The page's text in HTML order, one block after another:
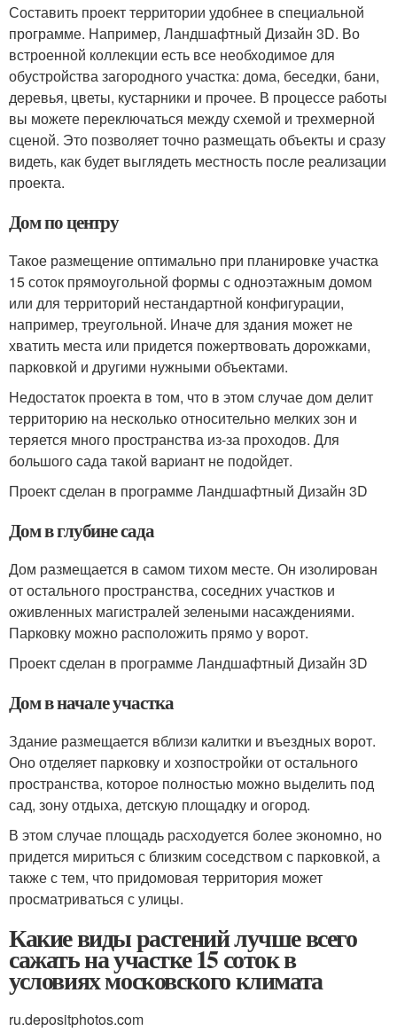
Составить проект территории удобнее в специальной
программе. Например, Ландшафтный Дизайн 3D. Во
встроенной коллекции есть все необходимое для
обустройства загородного участка: дома, беседки, бани,
деревья, цветы, кустарники и прочее. В процессе работы
вы можете переключаться между схемой и трехмерной
сценой. Это позволяет точно размещать объекты и сразу
видеть, как будет выглядеть местность после реализации
проекта.
Дом по центру
Такое размещение оптимально при планировке участка
15 соток прямоугольной формы с одноэтажным домом
или для территорий нестандартной конфигурации,
например, треугольной. Иначе для здания может не
хватить места или придется пожертвовать дорожками,
парковкой и другими нужными объектами.
Недостаток проекта в том, что в этом случае дом делит
территорию на несколько относительно мелких зон и
теряется много пространства из-за проходов. Для
большого сада такой вариант не подойдет.
Проект сделан в программе Ландшафтный Дизайн 3D
Дом в глубине сада
Дом размещается в самом тихом месте. Он изолирован
от остального пространства, соседних участков и
оживленных магистралей зелеными насаждениями.
Парковку можно расположить прямо у ворот.
Проект сделан в программе Ландшафтный Дизайн 3D
Дом в начале участка
Здание размещается вблизи калитки и въездных ворот.
Оно отделяет парковку и хозпостройки от остального
пространства, которое полностью можно выделить под
сад, зону отдыха, детскую площадку и огород.
В этом случае площадь расходуется более экономно, но
придется мириться с близким соседством с парковкой, а
также с тем, что придомовая территория может
просматриваться с улицы.
Какие виды растений лучше всего
сажать на участке 15 соток в
условиях московского климата
ru.depositphotos.com